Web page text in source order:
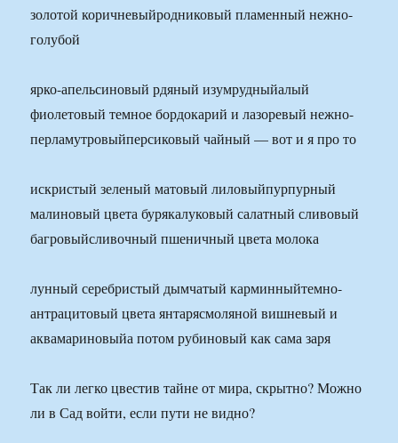
золотой коричневыйродниковый пламенный нежно-
голубой
ярко-апельсиновый рдяный изумрудныйалый
фиолетовый темное бордокарий и лазоревый нежно-
перламутровыйперсиковый чайный — вот и я про то
искристый зеленый матовый лиловыйпурпурный
малиновый цвета бурякалуковый салатный сливовый
багровыйсливочный пшеничный цвета молока
лунный серебристый дымчатый карминныйтемно-
антрацитовый цвета янтарясмоляной вишневый и
аквамариновыйа потом рубиновый как сама заря
Так ли легко цвестив тайне от мира, скрытно? Можно
ли в Сад войти, если пути не видно?